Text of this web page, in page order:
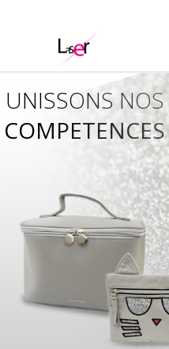
COMPETENCES
UNISSONS NOS